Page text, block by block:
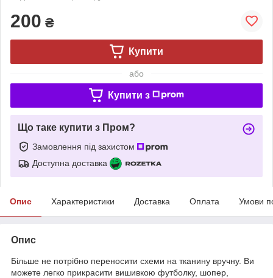
200 ₴
Купити
або
Купити з
Що таке купити з Пром?
Замовлення під захистом
Доступна доставка
Опис Характеристики Доставка Оплата Умови
Опис
Більше не потрібно переносити схеми на тканину вручну. Ви
можете легко прикрасити вишивкою футболку, шопер,